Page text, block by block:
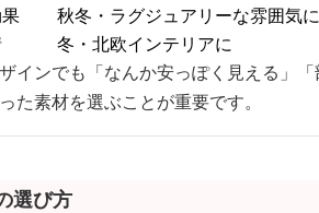
秋冬・ラグジュアリーな雰囲気に
冬・北欧インテリアに
インでも「なんか安っぽく見える」
た素材を選ぶことが重要です。
選び方